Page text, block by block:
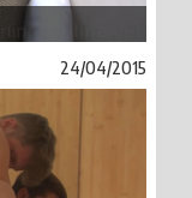
24/04/2015